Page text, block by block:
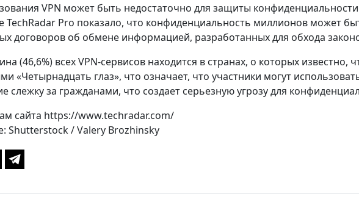
VPN может быть недостаточно для защиты
TechRadar Pro показало, что конфиденциальность миллионов может
договоров об обмене информацией, разработанных для обхода
(46,6%) всех VPN-сервисов находится в странах, о которых известно,
«Четырнадцать глаз», что означает, что участники могут
за гражданами, что создает серьезную угрозу для
сайта https://www.techradar.com/
Shutterstock / Valery Brozhinsky